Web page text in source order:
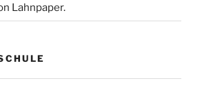
Lahnpaper.